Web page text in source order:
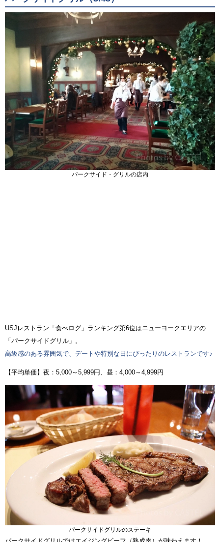
パークサイド・グリルの店内
USJレストラン「食べログ」ランキング第6位はニューヨークエリアの
「パークサイドグリル」。
高級感のある雰囲気で、デートや特別な日にぴったりのレストランです♪
【平均単価】夜：5,000～5,999円、昼：4,000～4,999円
パークサイドグリルのステーキ